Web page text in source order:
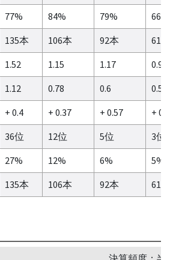
77% 84% 79%
66%
135本 106本 92本
61本
1.52 1.15 1.17
0.94
1.12 0.78 0.6
0.54
+ 0.4 + 0.37 + 0.57
+ 0.4
36位 12位 5位
3位
27% 12% 6%
5%
135本 106本 92本 61本